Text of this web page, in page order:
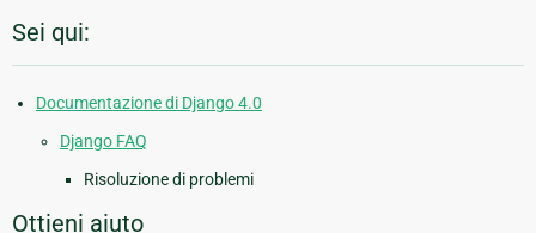
Sei qui:
Documentazione di Django 4.0
Django FAQ
Risoluzione di problemi
Ottieni aiuto